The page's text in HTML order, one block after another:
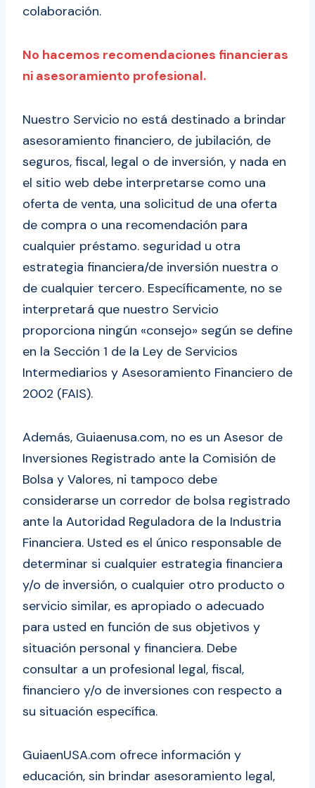
colaboración.
No hacemos recomendaciones financieras
ni asesoramiento profesional.
Nuestro Servicio no está destinado a brindar
asesoramiento financiero, de jubilación, de
seguros, fiscal, legal o de inversión, y nada en
el sitio web debe interpretarse como una
oferta de venta, una solicitud de una oferta
de compra o una recomendación para
cualquier préstamo. seguridad u otra
estrategia financiera/de inversión nuestra o
de cualquier tercero. Específicamente, no se
interpretará que nuestro Servicio
proporciona ningún «consejo» según se define
en la Sección 1 de la Ley de Servicios
Intermediarios y Asesoramiento Financiero de
2002 (FAIS).
Además, Guiaenusa.com, no es un Asesor de
Inversiones Registrado ante la Comisión de
Bolsa y Valores, ni tampoco debe
considerarse un corredor de bolsa registrado
ante la Autoridad Reguladora de la Industria
Financiera. Usted es el único responsable de
determinar si cualquier estrategia financiera
y/o de inversión, o cualquier otro producto o
servicio similar, es apropiado o adecuado
para usted en función de sus objetivos y
situación personal y financiera. Debe
consultar a un profesional legal, fiscal,
financiero y/o de inversiones con respecto a
su situación específica.
GuiaenUSA.com ofrece información y
educación, sin brindar asesoramiento legal,